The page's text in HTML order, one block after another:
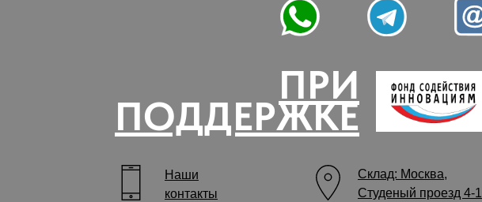
Наши
контакты
Склад: Москва,
Студеный проезд 4-1
ПРИ
ПОДДЕРЖКЕ